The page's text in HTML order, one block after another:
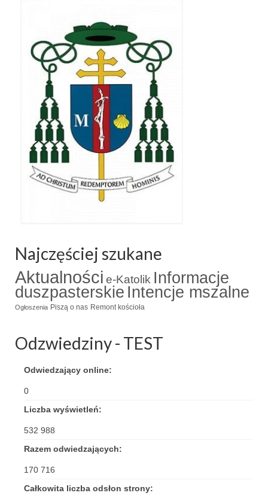
Narodowy Dzień Pamięci “Żołnierzy
Wyklętych” 2019
Pielęgnacja drzew
Nasza parafia z lotu ptaka
Stare fotografie
Galerie 2018
Pasterka 2018
Remont kościoła
100 lecie Niepodległości
Triduum Św. St. Kostka 2018
Narodowy Dzień Pamięci “Żołnierzy
Wyklętych” 2018
Galerie 2017
Remont plebanii 2017
Kancelaria
POMOC PSYCHOTERAPEUTY
Najczęściej szukane
Aktualności e-Katolik Informacje
duszpasterskie Intencje mszalne
Ogłoszenia Piszą o nas Remont kościoła
Odzwiedziny - TEST
Odwiedzający online:
0
Liczba wyświetleń:
532 988
Razem odwiedzających:
170 716
Całkowita liczba odsłon strony: